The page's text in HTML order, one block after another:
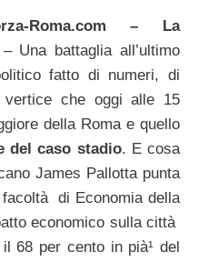
Roma.com – La
– Una battaglia all’ultimo
fatto di numeri, di
vertice che oggi alle 15
della Roma e quello
del caso stadio. E cosa
James Pallotta punta
di Economia della
economico sulla città
68 per cento in pià¹ del